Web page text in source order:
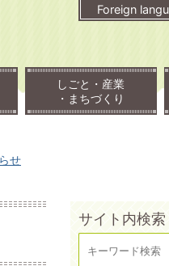
Foreign
しごと・産業
・まちづくり
せ
サイト内検索